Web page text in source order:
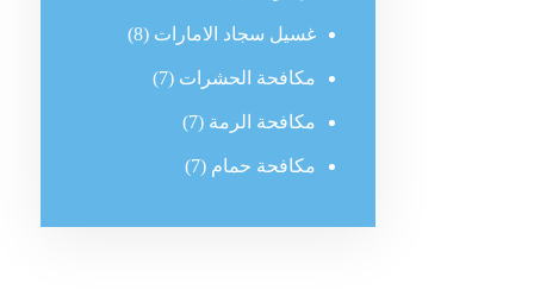
غسيل سجاد الامارات (8)
مكافحة الحشرات (7)
مكافحة الرمة (7)
مكافحة حمام (7)